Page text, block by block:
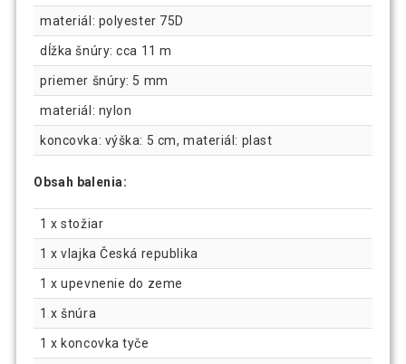
materiál: polyester 75D
dĺžka šnúry: cca 11 m
priemer šnúry: 5 mm
materiál: nylon
koncovka: výška: 5 cm, materiál: plast
Obsah balenia:
1 x stožiar
1 x vlajka Česká republika
1 x upevnenie do zeme
1 x šnúra
1 x koncovka tyče